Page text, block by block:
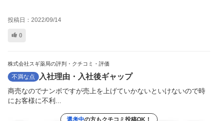
投稿日： 2022/09/14
0
株式会社スギ薬局の評判・クチコミ・評価
不満な点 入社理由・入社後ギャップ
商売なのでナンボですが売上を上げていかないといけないので時
にお客様に不利...
選考中の方もクチコミ投稿OK！